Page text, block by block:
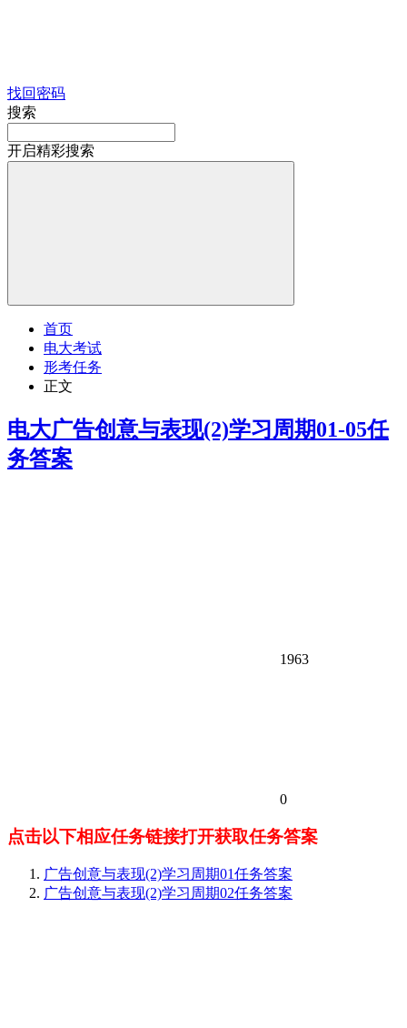
找回密码
搜索
开启精彩搜索
首页
电大考试
形考任务
正文
电大广告创意与表现(2)学习周期01-05任
务答案
1963
0
点击以下相应任务链接打开获取任务答案
广告创意与表现(2)学习周期01任务答案
广告创意与表现(2)学习周期02任务答案